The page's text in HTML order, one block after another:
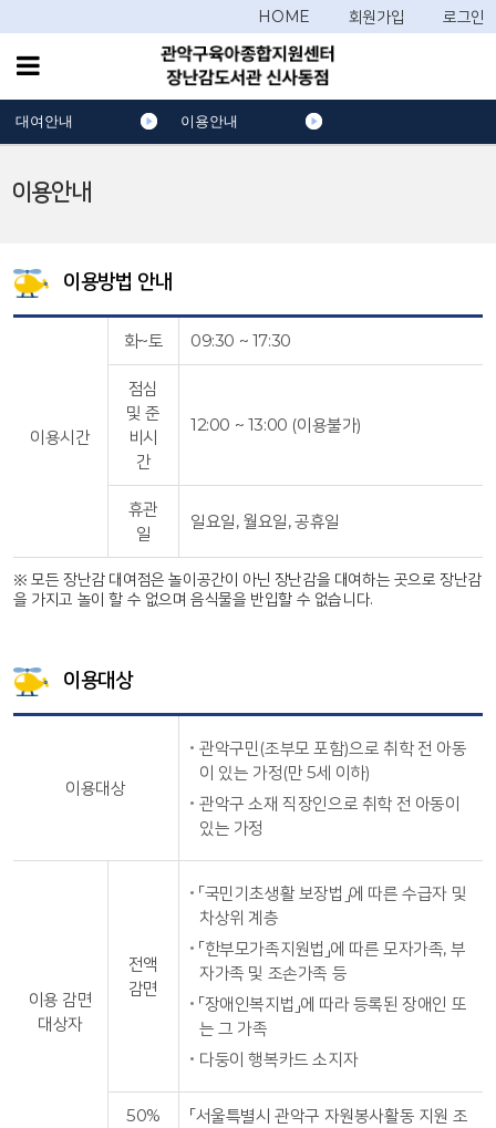
HOME 회원가입 로그인
이용안내
대여안내 이용안내
이용방법 안내
이용시간
화~토 09:30 ~ 17:30
점심
및 준
비시
간
12:00 ~ 13:00 (이용불가)
휴관
일
일요일, 월요일, 공휴일
※ 모든 장난감 대여점은 놀이공간이 아닌 장난감을 대여하는 곳으로 장난감
을 가지고 놀이 할 수 없으며 음식물을 반입할 수 없습니다.
이용대상
이용대상
관악구민(조부모 포함)으로 취학 전 아동
이 있는 가정(만 5세 이하)
관악구 소재 직장인으로 취학 전 아동이
있는 가정
이용 감면
대상자
전액
감면
「국민기초생활 보장법」에 따른 수급자 및
차상위 계층
「한부모가족지원법」에 따른 모자가족, 부
자가족 및 조손가족 등
「장애인복지법」에 따라 등록된 장애인 또
는 그 가족
다둥이 행복카드 소지자
50%
「서울특별시 관악구 자원봉사활동 지원 조